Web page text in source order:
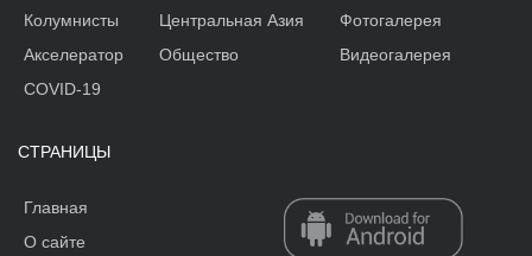
Колумнисты
Акселератор
Центральная Азия
Общество
Фотогалерея
Видеогалерея
COVID-19
СТРАНИЦЫ
Главная
О сайте